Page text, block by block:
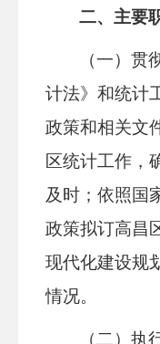
二、主要
（一）
计法》和统计
政策和相关文
区统计工作，
及时；依照国
政策拟订高昌
现代化建设规
情况。
（二）